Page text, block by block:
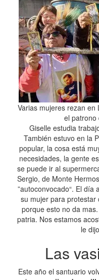
Varias mujeres rezan
el patrono
Giselle estudia
También estuvo en la
popular, la cosa está
necesidades, la gente
se puede ir al
Sergio, de Monte
”autoconvocado“. El día
su mujer para protestar
porque esto no da
patria. Nos estamos
le
Las
Este año el santuario